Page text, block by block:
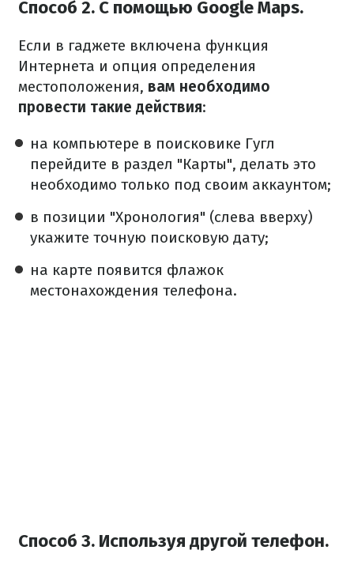
Способ 2. С помощью Google Maps.
Если в гаджете включена функция
Интернета и опция определения
местоположения, вам необходимо
провести такие действия:
на компьютере в поисковике Гугл
перейдите в раздел "Карты", делать это
необходимо только под своим аккаунтом;
в позиции "Хронология" (слева вверху)
укажите точную поисковую дату;
на карте появится флажок
местонахождения телефона.
Способ 3. Используя другой телефон.